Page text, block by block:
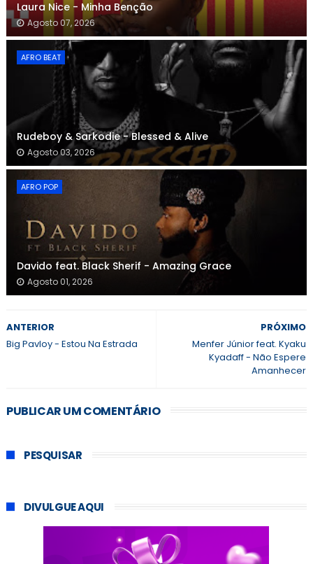
Laura Nice - Minha Benção
Agosto 07, 2026
AFRO BEAT
Rudeboy & Sarkodie - Blessed & Alive
Agosto 03, 2026
AFRO POP
Davido feat. Black Sherif - Amazing Grace
Agosto 01, 2026
PRÓXIMO
Menfer Júnior feat. Kyaku
Kyadaff - Não Espere
Amanhecer
ANTERIOR
Big Pavloy - Estou Na Estrada
PUBLICAR UM COMENTÁRIO
PESQUISAR
DIVULGUE AQUI